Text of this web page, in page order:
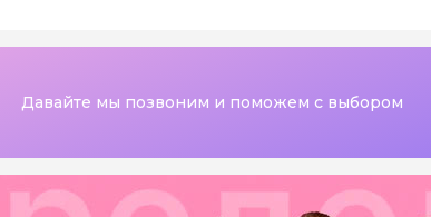
Давайте мы позвоним и поможем с выбором